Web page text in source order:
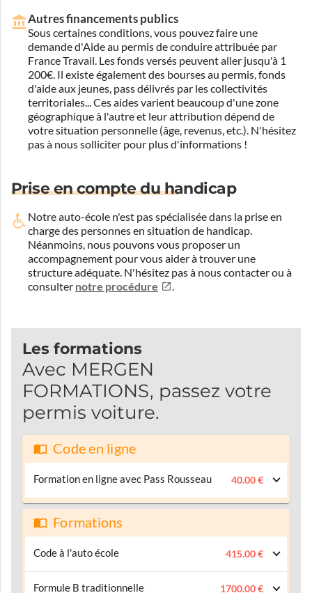
Autres financements publics
Sous certaines conditions, vous pouvez faire une
demande d'Aide au permis de conduire attribuée par
France Travail. Les fonds versés peuvent aller jusqu'à 1
200€. Il existe également des bourses au permis, fonds
d'aide aux jeunes, pass délivrés par les collectivités
territoriales... Ces aides varient beaucoup d'une zone
géographique à l'autre et leur attribution dépend de
votre situation personnelle (âge, revenus, etc.). N'hésitez
pas à nous solliciter pour plus d'informations !
Prise en compte du handicap
Notre auto-école n'est pas spécialisée dans la prise en
charge des personnes en situation de handicap.
Néanmoins, nous pouvons vous proposer un
accompagnement pour vous aider à trouver une
structure adéquate. N'hésitez pas à nous contacter ou à
consulter notre procédure .
Les formations
Avec MERGEN
FORMATIONS, passez votre
permis voiture.
Code en ligne
Formation en ligne avec Pass Rousseau 40.00 €
Formations
Code à l'auto école 415.00 €
Formule B traditionnelle 1700.00 €